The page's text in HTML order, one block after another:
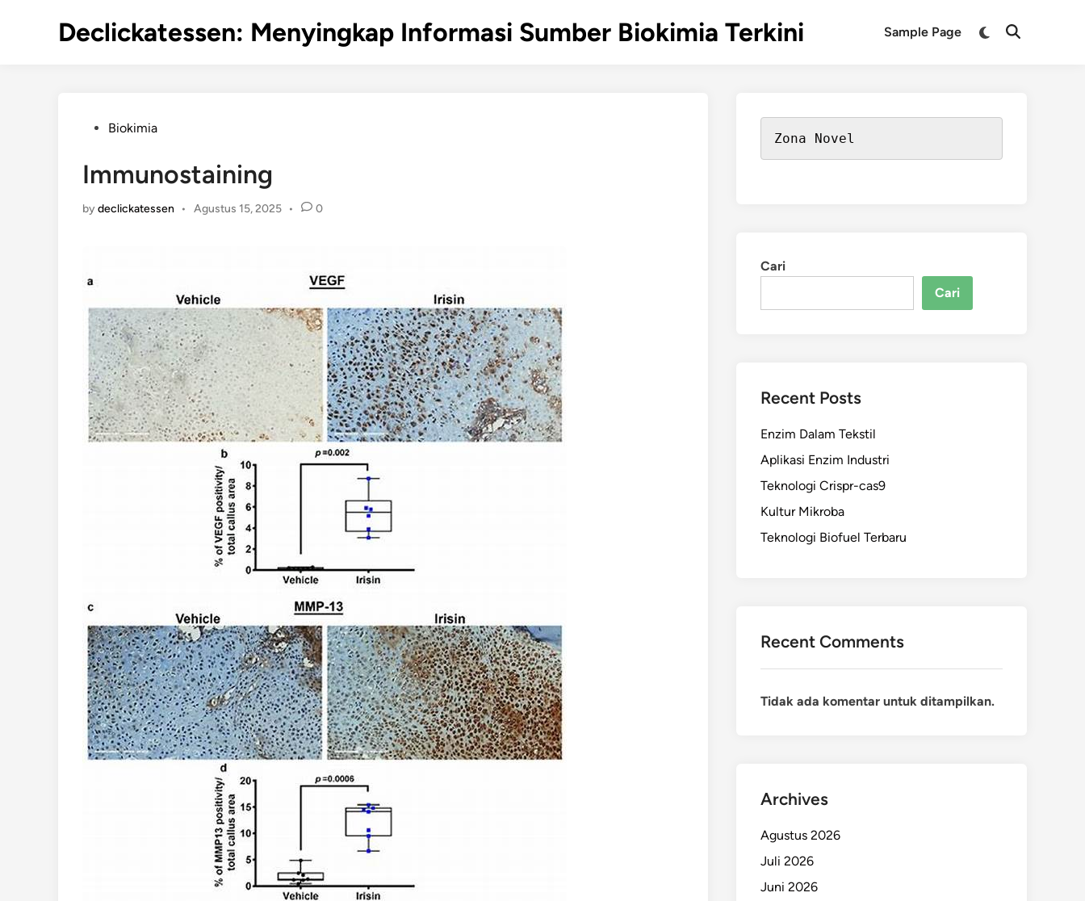
Declickatessen: Menyingkap Informasi Sumber Biokimia Terkini Sample Page
Switch
Open
PostedBiokimia
Immunostaining
bydeclickatessen • Agustus 15, 2025 • 0
Zona Novel
Cari
Cari
Recent Posts
Enzim Dalam Tekstil
Aplikasi Enzim Industri
Teknologi Crispr-cas9
Kultur Mikroba
Teknologi Biofuel Terbaru
Recent Comments
Tidak ada komentar untuk ditampilkan.
Archives
Agustus 2026
Juli 2026
Juni 2026